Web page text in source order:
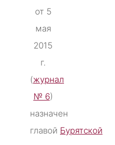
от 5
мая
2015
г.
(журнал
№ 6)
назначен
главой Бурятской